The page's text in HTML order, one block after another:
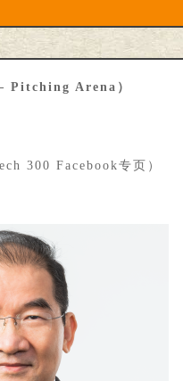
Pitching Arena）
300 Facebook专页）